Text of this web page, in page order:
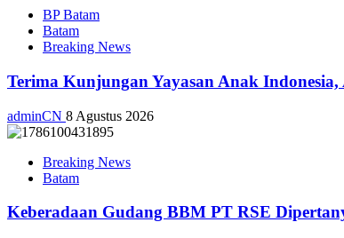
BP Batam
Batam
Breaking News
Terima Kunjungan Yayasan Anak
adminCN 8 Agustus 2026
Breaking News
Batam
Keberadaan Gudang BBM PT RSE